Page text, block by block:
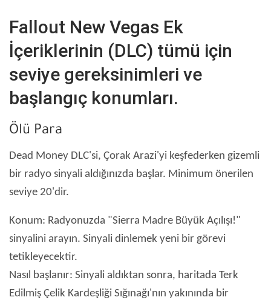
Fallout New Vegas Ek
İçeriklerinin (DLC) tümü için
seviye gereksinimleri ve
başlangıç ​​konumları.
Ölü Para
Dead Money DLC'si, Çorak Arazi'yi keşfederken gizemli
bir radyo sinyali aldığınızda başlar. Minimum önerilen
seviye 20'dir.
Konum: Radyonuzda "Sierra Madre Büyük Açılışı!"
sinyalini arayın. Sinyali dinlemek yeni bir görevi
tetikleyecektir.
Nasıl başlanır: Sinyali aldıktan sonra, haritada Terk
Edilmiş Çelik Kardeşliği Sığınağı'nın yakınında bir